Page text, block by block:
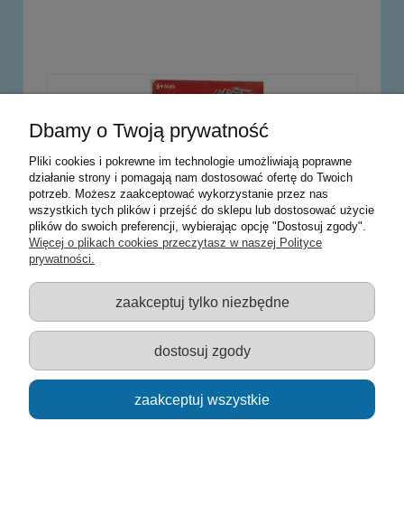
3D puzzle piankowe z napędem i malowanka -
formuła
9,00 zł
do koszyka
Dbamy o Twoją prywatność
Pliki cookies i pokrewne im technologie umożliwiają poprawne
działanie strony i pomagają nam dostosować ofertę do Twoich
potrzeb. Możesz zaakceptować wykorzystanie przez nas
wszystkich tych plików i przejść do sklepu lub dostosować użycie
plików do swoich preferencji, wybierając opcję "Dostosuj zgody".
Więcej o plikach cookies przeczytasz w naszej Polityce
prywatności.
zaakceptuj tylko niezbędne
dostosuj zgody
zaakceptuj wszystkie